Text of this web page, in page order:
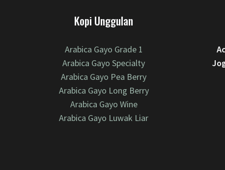
Kopi Unggulan
Arabica Gayo Grade 1
Arabica Gayo Specialty
Arabica Gayo Pea Berry
Arabica Gayo Long Berry
Arabica Gayo Wine
Arabica Gayo Luwak Liar